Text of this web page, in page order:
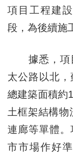
項目工程建
段，為後續施
據悉，項目
太公路以北，
總建築面積約
土框架結構物
連廊等單體
市市場作好